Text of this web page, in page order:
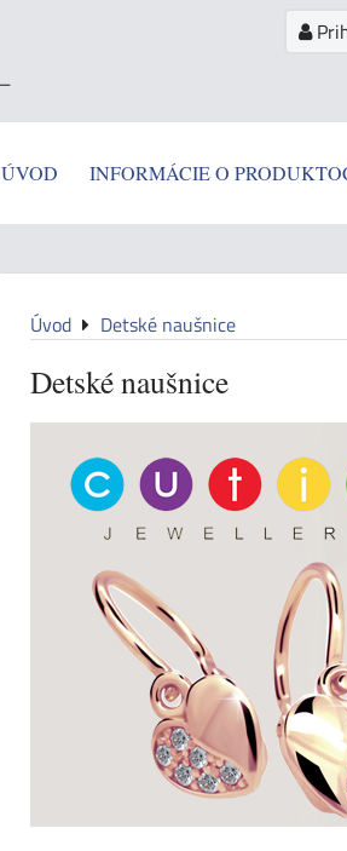
ÚVOD INFORMÁCIE O
Úvod Detské naušnice
Detské naušnice